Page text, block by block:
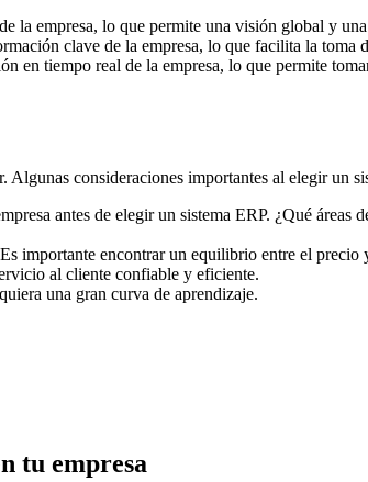
la empresa, lo que permite una visión global y
clave de la empresa, lo que facilita la toma
en tiempo real de la empresa, lo que permite
consideraciones importantes al elegir un
antes de elegir un sistema ERP. ¿Qué áreas
importante encontrar un equilibrio entre el precio
al cliente confiable y eficiente.
una gran curva de aprendizaje.
tu empresa